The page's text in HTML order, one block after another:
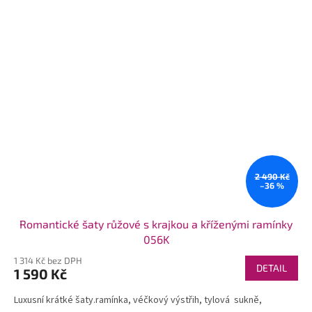
2 490 Kč
–36 %
Romantické šaty růžové s krajkou a kříženými ramínky
056K
1 314 Kč bez DPH
1 590 Kč DETAIL
Luxusní krátké šaty.ramínka, véčkový výstřih, tylová sukně,